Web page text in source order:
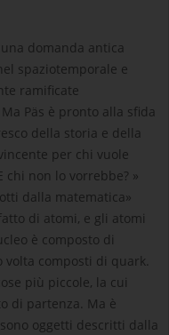
una domanda antica
spaziotemporale e
ramificate
Päs è pronto alla sfida
della storia e della
per chi vuole
non lo vorrebbe? »
dalla matematica»
di atomi, e gli atomi
è composto di
composti di quark.
più piccole, la cui
di partenza. Ma è
oggetti descritti dalla